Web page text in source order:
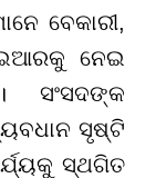
ବେକାରୀ,
ନେଇ
ସଂସଦଙ୍କ
ସୃଷ୍ଟି
ସ୍ଥଗିତ